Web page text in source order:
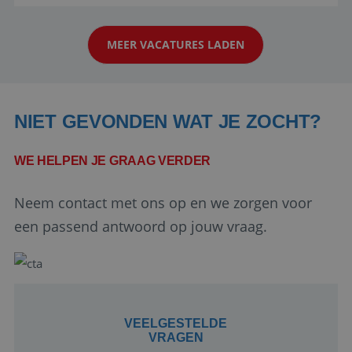
klanten te overtuigen om die droomreis te
boeken! ...
MEER VACATURES LADEN
NIET GEVONDEN WAT JE ZOCHT?
WE HELPEN JE GRAAG VERDER
Neem contact met ons op en we zorgen voor
een passend antwoord op jouw vraag.
VEELGESTELDE
VRAGEN
Google Privacy Policy